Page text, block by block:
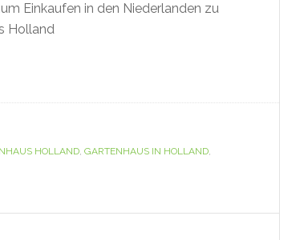
Einkaufen in den Niederlanden zu
Holland
HOLLAND, GARTENHAUS IN HOLLAND,